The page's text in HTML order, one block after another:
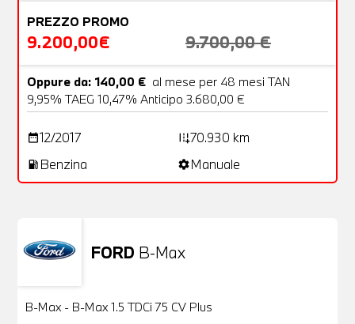
PREZZO PROMO
9.200,00€ 9.700,00 €
Oppure da: 140,00 € al mese per 48 mesi TAN
9,95% TAEG 10,47% Anticipo 3.680,00 €
date_range12/2017 add_road70.930 km
local_gas_station Benzina settingsManuale
FORD B-Max
B-Max - B-Max 1.5 TDCi 75 CV Plus